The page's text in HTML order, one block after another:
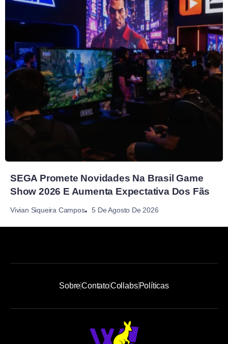
SEGA Promete Novidades Na Brasil Game
Show 2026 E Aumenta Expectativa Dos Fãs
Vivian Siqueira Campos 5 De Agosto De 2026
SobreContatoCollabsPolíticas